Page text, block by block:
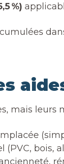
%)
mais leurs
(PVC, bois,